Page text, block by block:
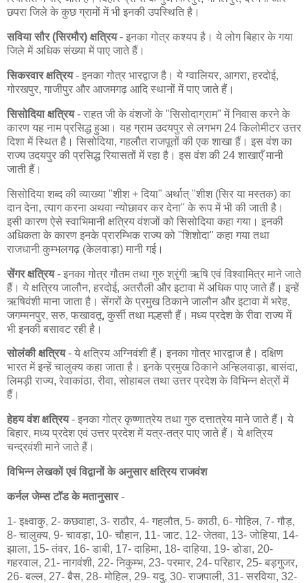
छपरा जिले के कुछ ग्रामों में भी इनकी उपस्थिति है।
सविया सौर (सिरमौर) क्षत्रिय- इनका गोत्र कश्यप है। ये लोग बिहार के गया
जिले में अधिक संख्या में पाए जाते हैं।
सिकरवार क्षत्रिय- इनका गोत्र भारद्वाज है। ये ग्वालियर, आगरा, हरदोई,
गोरखपुर, गाजीपुर और आजमगढ़ आदि स्थानों में पाए जाते हैं।
सिसोदिया क्षत्रिय- राहत जी के वंशजों के "सिसोदाग्राम" में निवास करने के
कारण यह नाम प्रसिद्ध हुआ। यह ग्राम उदयपुर से लगभग 24 किलोमीटर उत्तर
दिशा में स्थित है। सिसोदिया, गहलौत राजपूतों की एक शाखा हैं। इस वंश का
राज्य उदयपुर की प्रसिद्ध रियासतों में रहा है। इस वंश की 24 शाखाएँ मानी
जाती हैं।
सिसोदिया शब्द की व्याख्या "शीश + दिया" अर्थात् "शीश (सिर या मस्तक) का
दान देना, त्याग करना अथवा न्योछावर कर देना" के रूप में भी की जाती है।
इसी कारण ऐसे स्वाभिमानी क्षत्रिय वंशजों को सिसोदिया कहा गया। इनकी
अधिकता के कारण इनके प्रारम्भिक राज्य को "शिशोदा" कहा गया तथा
राजधानी कुम्भलगढ़ (केलवाड़ा) मानी गई।
सेंगर क्षत्रिय- इनका गोत्र गौतम तथा गुरु श्रृंगी ऋषि एवं विश्वामित्र माने जाते
हैं। ये क्षत्रिय जालौन, हरदोई, अतरौली और इटावा में अधिक पाए जाते हैं। इन्हें
ऋषिवंशी माना जाता है। सेंगरों के प्रमुख ठिकाने जालौन और इटावा में भरेह,
जगम्मनपुर, सरु, फखावतू, कुर्सी तथा मल्हसौ हैं। मध्य प्रदेश के रीवा राज्य में
भी इनकी बसावट रही है।
सोलंकी क्षत्रिय- ये क्षत्रिय अग्निवंशी हैं। इनका गोत्र भारद्वाज है। दक्षिण
भारत में इन्हें चालुक्य कहा जाता है। इनके प्रमुख ठिकाने अन्हिलवाड़ा, बासंदा,
लिमड़ी राज्य, रेवाकांठा, रीवा, सोहाबल तथा उत्तर प्रदेश के विभिन्न क्षेत्रों में
हैं।
हेहय वंश क्षत्रिय- इनका गोत्र कृष्णात्रेय तथा गुरु दत्तात्रेय माने जाते हैं। ये
बिहार, मध्य प्रदेश एवं उत्तर प्रदेश में यत्र-तत्र पाए जाते हैं। ये क्षत्रिय
चन्द्रवंशी माने जाते हैं।
विभिन्न लेखकों एवं विद्वानों के अनुसार क्षत्रिय राजवंश
कर्नल जेम्स टॉड के मतानुसार-
1- इक्ष्वाकु, 2- कछवाहा, 3- राठौर, 4- गहलौत, 5- काठी, 6- गोहिल, 7- गौड़,
8- चालुक्य, 9- चावड़ा, 10- चौहान, 11- जाट, 12- जेतवा, 13- जोहिया, 14-
झाला, 15- तंवर, 16- डाबी, 17- दाहिमा, 18- दाहिया, 19- डोडा, 20-
गहरवाल, 21- नागवंशी, 22- निकुम्भ, 23- परमार, 24- परिहार, 25- बड़गुजर,
26- बल्ल, 27- बैस, 28- मोहिल, 29- यदु, 30- राजपाली, 31- सरविया, 32-